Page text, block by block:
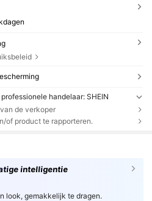
handelaar: SHEIN
de verkoper
of product te rapporteren.
intelligentie
look, gemakkelijk te dragen.